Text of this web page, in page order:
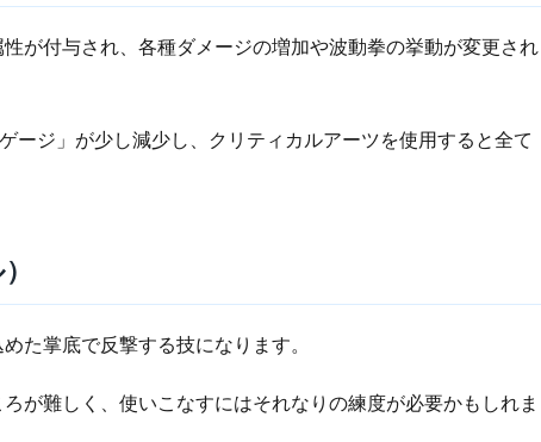
が付与され、各種ダメージの増加や波動拳の挙動が変更され
ージ」が少し減少し、クリティカルアーツを使用すると全て
た掌底で反撃する技になります。
が難しく、使いこなすにはそれなりの練度が必要かもしれま